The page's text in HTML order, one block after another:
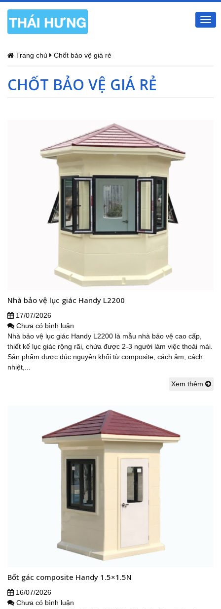
Trang chủ Chốt bảo vệ giá rẻ
CHỐT BẢO VỆ GIÁ RẺ
Nhà bảo vệ lục giác Handy L2200
17/07/2026
Chưa có bình luận
Nhà bảo vệ lục giác Handy L2200 là mẫu nhà bảo vệ cao cấp,
thiết kế lục giác rộng rãi, chứa được 2-3 người làm việc thoải mái.
Sản phẩm được đúc nguyên khối từ composite, cách âm, cách
nhiệt,...
Xem thêm
Bốt gác composite Handy 1.5×1.5N
16/07/2026
Chưa có bình luận